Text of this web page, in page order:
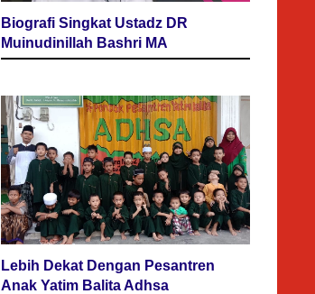
Biografi Singkat Ustadz DR
Muinudinillah Bashri MA
Lebih Dekat Dengan Pesantren
Anak Yatim Balita Adhsa